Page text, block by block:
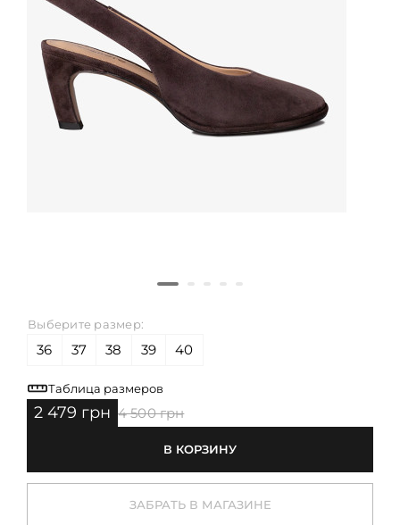
Выберите размер:
36 37 38 39 40
Таблица размеров
2 479 грн 4 500 грн
В КОРЗИНУ
ЗАБРАТЬ В МАГАЗИНЕ